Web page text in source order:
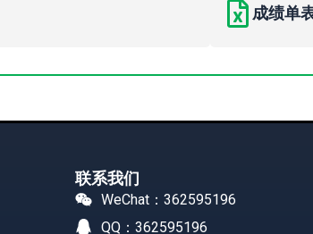
成绩单
联系我们
WeChat：362595196
QQ：362595196